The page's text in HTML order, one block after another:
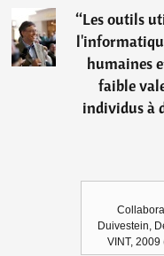
“Les outils
humaines
faible
individus à
Duivestein,
VINT,